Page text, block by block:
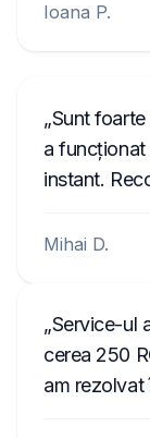
Ioana P.
Sunt
a
instant.
Mihai D.
Service-ul
cerea 250
am rezolvat